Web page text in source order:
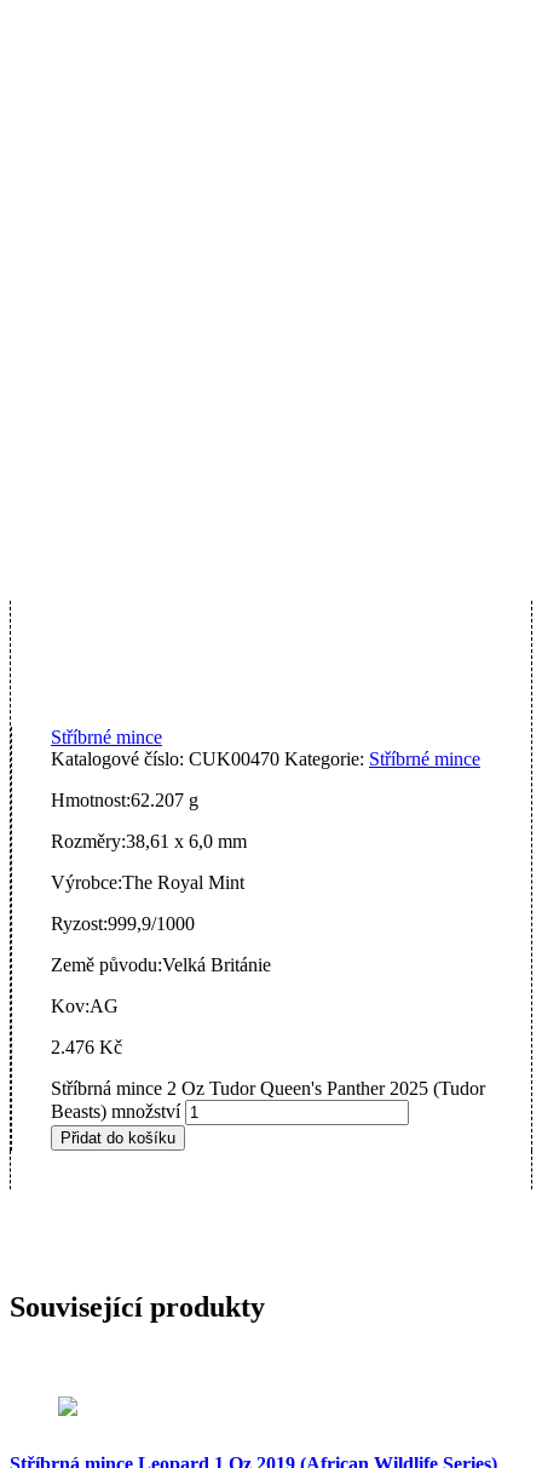
Stříbrné mince
Katalogové číslo: CUK00470 Kategorie: Stříbrné mince
Hmotnost:62.207 g
Rozměry:38,61 x 6,0 mm
Výrobce:The Royal Mint
Ryzost:999,9/1000
Země původu:Velká Británie
Kov:AG
2.476 Kč
Stříbrná mince 2 Oz Tudor Queen's Panther 2025 (Tudor
Beasts) množství
Přidat do košíku
Související produkty
Stříbrná mince Leopard 1 Oz 2019 (African Wildlife Series)